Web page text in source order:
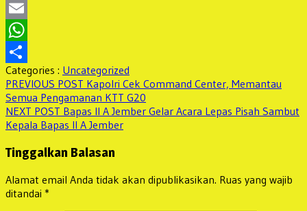
Twitter
Email
WhatsApp
Share
Categories : Uncategorized
Navigasi
pos
PREVIOUS POST Previous
post:
Kapolri Cek Command Center, Memantau
Semua Pengamanan KTT G20
NEXT POST Next
post:
Bapas II A Jember Gelar Acara Lepas Pisah Sambut
Kepala Bapas II A Jember
Tinggalkan Balasan
Alamat email Anda tidak akan dipublikasikan. Ruas yang wajib
ditandai *